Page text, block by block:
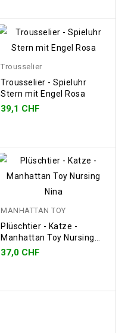
Trousselier
Trousselier - Spieluhr
Stern mit Engel Rosa
39,1 CHF
MANHATTAN TOY
Plüschtier - Katze -
Manhattan Toy Nursing
Nina
37,0 CHF